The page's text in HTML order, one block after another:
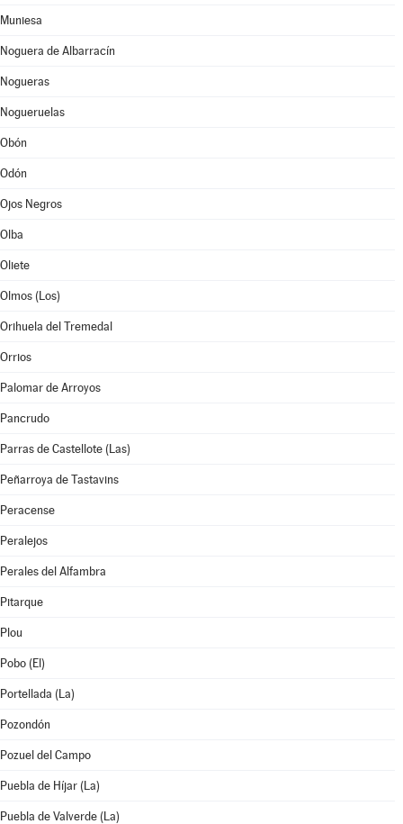
Muniesa
Noguera de Albarracín
Nogueras
Nogueruelas
Obón
Odón
Ojos Negros
Olba
Oliete
Olmos (Los)
Orihuela del Tremedal
Orrios
Palomar de Arroyos
Pancrudo
Parras de Castellote (Las)
Peñarroya de Tastavins
Peracense
Peralejos
Perales del Alfambra
Pitarque
Plou
Pobo (El)
Portellada (La)
Pozondón
Pozuel del Campo
Puebla de Híjar (La)
Puebla de Valverde (La)